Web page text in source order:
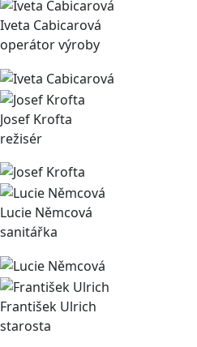
Iveta Cabicarová
operátor výroby
Josef Krofta
režisér
Lucie Němcová
sanitářka
František Ulrich
starosta